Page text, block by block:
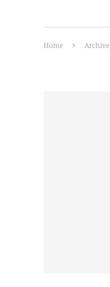
Home Archive